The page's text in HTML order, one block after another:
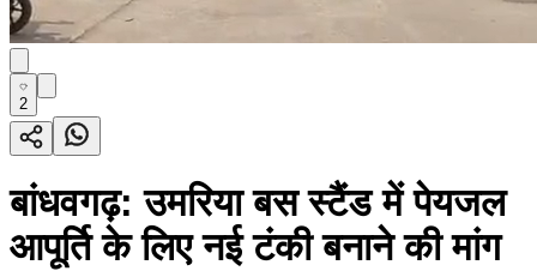
2
बांधवगढ़: उमरिया बस स्टैंड में पेयजल
आपूर्ति के लिए नई टंकी बनाने की मांग